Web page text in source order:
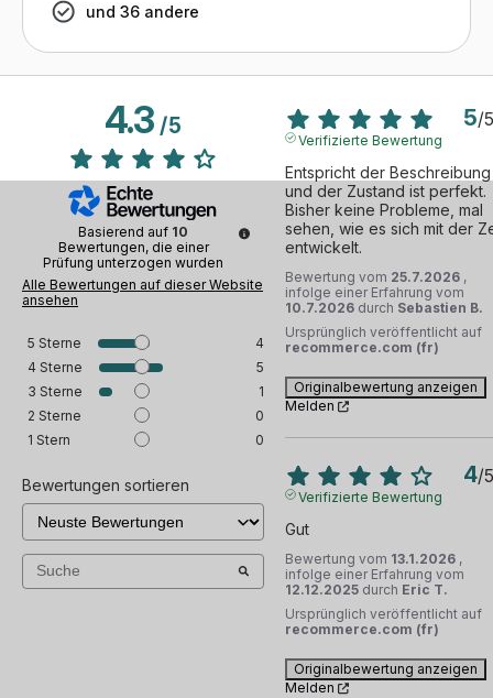
und 36 andere
4.3/5
Basierend auf 10
Bewertungen, die einer
Prüfung unterzogen wurden
Alle Bewertungen auf dieser Website
ansehen
5 Sterne
4
4 Sterne
5
3 Sterne
1
2 Sterne
0
1 Stern 0
Bewertungen sortieren
5/5
Verifizierte Bewertung
Entspricht der Beschreibung
und der Zustand ist perfekt.
Bisher keine Probleme, mal
sehen, wie es sich mit der
entwickelt.
Bewertung vom 25.7.2026 ,
infolge einer Erfahrung vom
10.7.2026 durch Sebastien B.
Ursprünglich veröffentlicht auf
recommerce.com (fr)
Originalbewertung anzeigen
Melden
4/5
Verifizierte Bewertung
Gut
Bewertung vom 13.1.2026 ,
infolge einer Erfahrung vom
12.12.2025 durch Eric T.
Ursprünglich veröffentlicht auf
recommerce.com (fr)
Originalbewertung anzeigen
Melden